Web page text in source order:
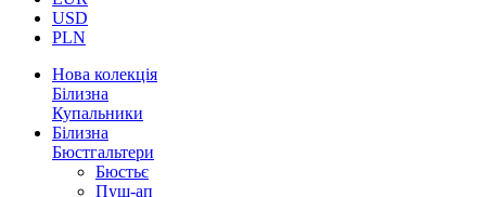
USD
PLN
Нова колекція
Білизна
Купальники
Білизна
Бюстгальтери
Бюстьє
Пуш-ап